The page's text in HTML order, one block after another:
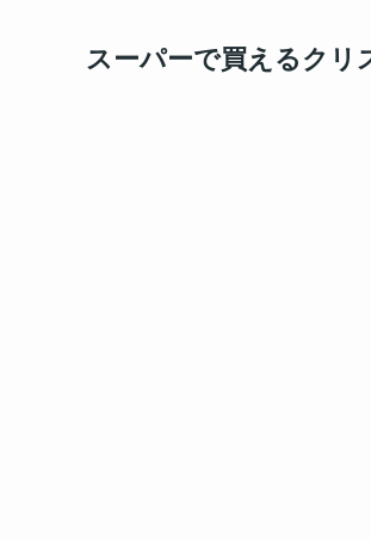
スーパーで買えるク